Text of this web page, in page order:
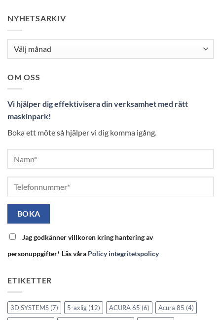
NYHETSARKIV
OM OSS
Vi hjälper dig effektivisera din verksamhet med rätt
maskinpark!
Boka ett möte så hjälper vi dig komma igång.
Jag godkänner villkoren kring hantering av
personuppgifter* Läs våra Policy integritetspolicy
ETIKETTER
3D SYSTEMS (7) 5-axlig (12) ACURA 65 (6) Acura 85 (4)